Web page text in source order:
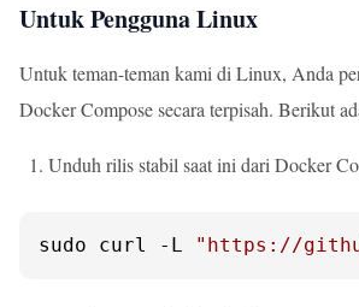
Untuk Pengguna Linux
Untuk teman-teman kami di Linux, Anda
Docker Compose secara terpisah. Berikut
Unduh rilis stabil saat ini dari Docker
sudo curl -L "https://